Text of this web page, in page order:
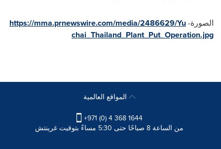
الصورة-https://mma.prnewswire.com/media/2486629/Yu
chai_Thailand_Plant_Put_Operation.jpg
+971 (0) 4 368 1644
من الساعة 8 صباحًا حتى 5:30 مساءً بتوقيت غرينتش